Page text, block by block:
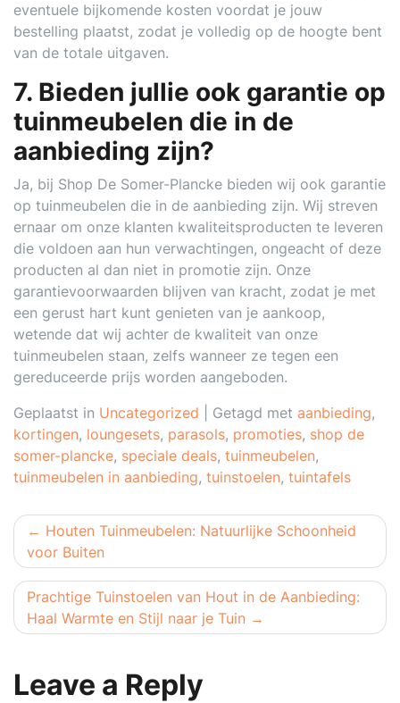
eventuele bijkomende kosten voordat je jouw
bestelling plaatst, zodat je volledig op de hoogte bent
van de totale uitgaven.
7. Bieden jullie ook garantie op
tuinmeubelen die in de
aanbieding zijn?
Ja, bij Shop De Somer-Plancke bieden wij ook garantie
op tuinmeubelen die in de aanbieding zijn. Wij streven
ernaar om onze klanten kwaliteitsproducten te leveren
die voldoen aan hun verwachtingen, ongeacht of deze
producten al dan niet in promotie zijn. Onze
garantievoorwaarden blijven van kracht, zodat je met
een gerust hart kunt genieten van je aankoop,
wetende dat wij achter de kwaliteit van onze
tuinmeubelen staan, zelfs wanneer ze tegen een
gereduceerde prijs worden aangeboden.
Geplaatst in Uncategorized Getagd met aanbieding,
kortingen, loungesets, parasols, promoties, shop de
somer-plancke, speciale deals, tuinmeubelen,
tuinmeubelen in aanbieding, tuinstoelen, tuintafels
Berichtnavigatie
Houten Tuinmeubelen: Natuurlijke Schoonheid
voor Buiten
Prachtige Tuinstoelen van Hout in de Aanbieding:
Haal Warmte en Stijl naar je Tuin
Leave a Reply